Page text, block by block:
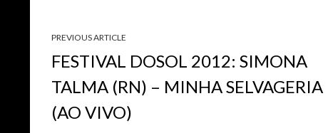
PREVIOUS ARTICLE
FESTIVAL DOSOL 2012: SIMONA
TALMA (RN) – MINHA SELVAGERIA
(AO VIVO)